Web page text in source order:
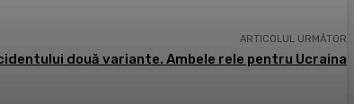
ARTICOLUL URMĂTOR
două variante. Ambele rele pentru Ucraina